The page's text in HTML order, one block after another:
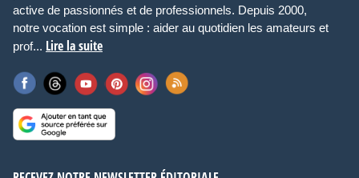
active de passionnés et de professionnels. Depuis 2000,
notre vocation est simple : aider au quotidien les amateurs et
prof... Lire la suite